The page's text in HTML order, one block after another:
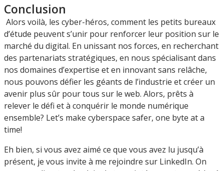
Conclusion
Alors voilà, les cyber-héros, comment les petits bureaux
d’étude peuvent s’unir pour renforcer leur position sur le
marché du digital. En unissant nos forces, en recherchant
des partenariats stratégiques, en nous spécialisant dans
nos domaines d’expertise et en innovant sans relâche,
nous pouvons défier les géants de l’industrie et créer un
avenir plus sûr pour tous sur le web. Alors, prêts à
relever le défi et à conquérir le monde numérique
ensemble? Let’s make cyberspace safer, one byte at a
time!
Eh bien, si vous avez aimé ce que vous avez lu jusqu’à
présent, je vous invite à me rejoindre sur LinkedIn. On